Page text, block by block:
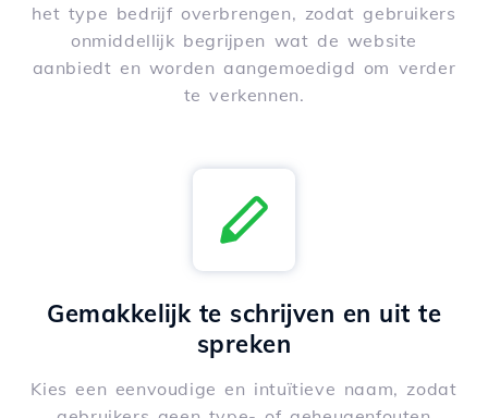
het type bedrijf overbrengen, zodat gebruikers
onmiddellijk begrijpen wat de website
aanbiedt en worden aangemoedigd om verder
te verkennen.
Gemakkelijk te schrijven en uit te
spreken
Kies een eenvoudige en intuïtieve naam, zodat